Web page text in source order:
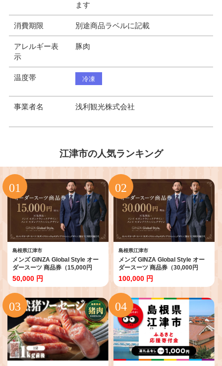
ます
消費期限 別途商品ラベルに記載
アレルギー表
示
豚肉
温度帯 冷凍
事業者名 浅利観光株式会社
江津市の人気ランキング
島根県江津市
メンズ GINZA Global Style オー
ダースーツ 商品券（15,000円
券）【GS-3】 メンズ オーダース
ーツ オーダーメイド スーツ 券 ス
ーツ券 チケット お仕立券 ビジネ
ススーツ メンズスーツ 男性
50,000 円
島根県江津市
メンズ GINZA Global Style オー
ダースーツ 商品券（30,000円
券）【GS-5】 メンズ オーダース
ーツ オーダーメイド スーツ 券 ス
ーツ券 チケット お仕立券 ビジネ
ススーツ メンズスーツ 男性
100,000 円